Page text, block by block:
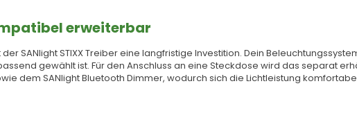
erweiterbar
SANlight STIXX Treiber eine langfristige Investition. Dein
gewählt ist. Für den Anschluss an eine Steckdose wird das separat
dem SANlight Bluetooth Dimmer, wodurch sich die Lichtleistung